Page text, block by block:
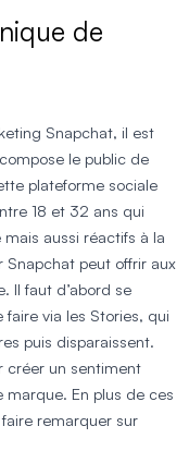
de
Snapchat, il est
le public de
plateforme sociale
18 et 32 ans qui
aussi réactifs à la
peut offrir aux
Il faut d’abord se
via les Stories, qui
puis disparaissent.
créer un sentiment
marque. En plus de ces
remarquer sur